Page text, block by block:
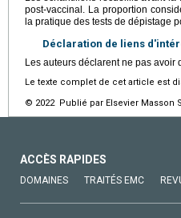
post-vaccinal. La proportion
la pratique des tests de dépistage
Déclaration de liens
Les auteurs déclarent ne pas avoir
Le texte complet de cet article est
© 2022 Publié par Elsevier Masson
ACCÈS RAPIDES
DOMAINES TRAITÉS EMC